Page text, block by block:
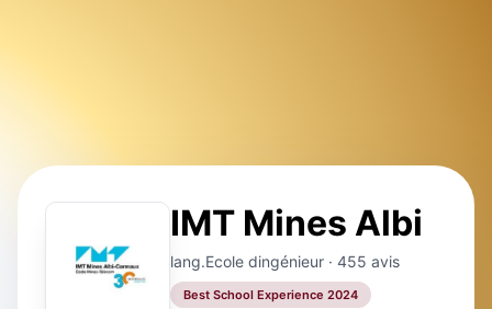
IMT Mines Albi
lang.Ecole dingénieur · 455 avis
Best School Experience 2024